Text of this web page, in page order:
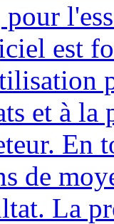
est
et à
En
de
La